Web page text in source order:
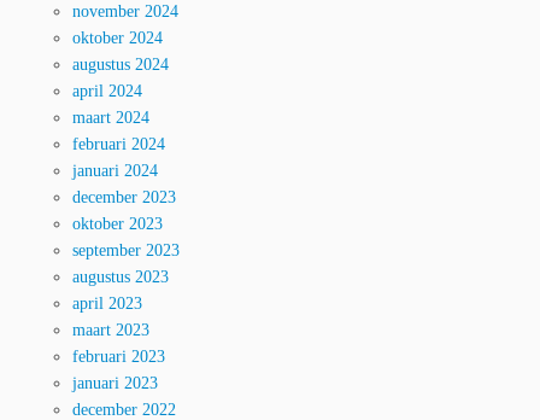
november 2024
oktober 2024
augustus 2024
april 2024
maart 2024
februari 2024
januari 2024
december 2023
oktober 2023
september 2023
augustus 2023
april 2023
maart 2023
februari 2023
januari 2023
december 2022